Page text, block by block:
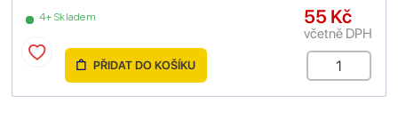
4+ Skladem 55 Kč
včetně DPH
PŘIDAT DO KOŠÍKU